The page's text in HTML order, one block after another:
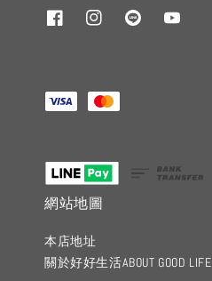
網站地圖
本店地址
關於好好生活ABOUT GOOD LIFE